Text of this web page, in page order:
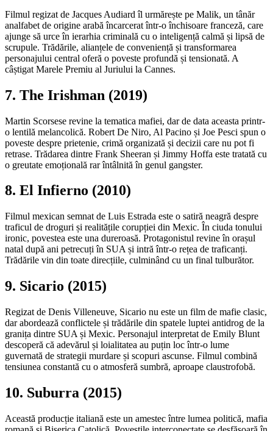
Filmul regizat de Jacques Audiard îl urmărește pe Malik, un tânăr
analfabet de origine arabă încarcerat într-o închisoare franceză, care
ajunge să urce în ierarhia criminală cu o inteligență calmă și lipsă de
scrupule. Trădările, alianțele de conveniență și transformarea
personajului central oferă o poveste profundă și tensionată. A
câștigat Marele Premiu al Juriului la Cannes.
7. The Irishman (2019)
Martin Scorsese revine la tematica mafiei, dar de data aceasta printr-
o lentilă melancolică. Robert De Niro, Al Pacino și Joe Pesci spun o
poveste despre prietenie, crimă organizată și decizii care nu pot fi
retrase. Trădarea dintre Frank Sheeran și Jimmy Hoffa este tratată cu
o greutate emoțională rar întâlnită în genul gangster.
8. El Infierno (2010)
Filmul mexican semnat de Luis Estrada este o satiră neagră despre
traficul de droguri și realitățile corupției din Mexic. În ciuda tonului
ironic, povestea este una dureroasă. Protagonistul revine în orașul
natal după ani petrecuți în SUA și intră într-o rețea de traficanți.
Trădările vin din toate direcțiile, culminând cu un final tulburător.
9. Sicario (2015)
Regizat de Denis Villeneuve, Sicario nu este un film de mafie clasic,
dar abordează conflictele și trădările din spatele luptei antidrog de la
granița dintre SUA și Mexic. Personajul interpretat de Emily Blunt
descoperă că adevărul și loialitatea au puțin loc într-o lume
guvernată de strategii murdare și scopuri ascunse. Filmul combină
tensiunea constantă cu o atmosferă sumbră, aproape claustrofobă.
10. Suburra (2015)
Această producție italiană este un amestec între lumea politică, mafia